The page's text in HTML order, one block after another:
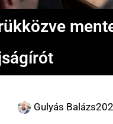
Gulyás Balázs